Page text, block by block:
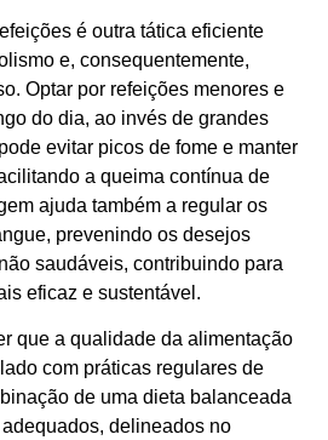
é outra tática eficiente
e, consequentemente,
Optar por refeições menores e
do dia, ao invés de grandes
evitar picos de fome e manter
a queima contínua de
ajuda também a regular os
prevenindo os desejos
saudáveis, contribuindo para
eficaz e sustentável.
que a qualidade da alimentação
com práticas regulares de
de uma dieta balanceada
delineados no